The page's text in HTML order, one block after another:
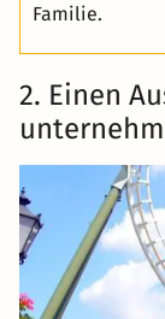
Familie.
2. Einen